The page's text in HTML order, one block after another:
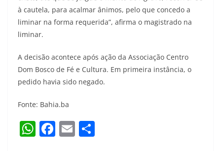
à cautela, para acalmar ânimos, pelo que concedo a
liminar na forma requerida”, afirma o magistrado na
liminar.
A decisão acontece após ação da Associação Centro
Dom Bosco de Fé e Cultura. Em primeira instância, o
pedido havia sido negado.
Fonte: Bahia.ba
W F E